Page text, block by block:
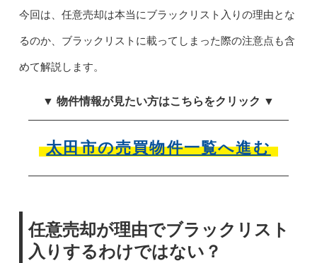
今回は、任意売却は本当にブラックリスト入りの理由とな
るのか、ブラックリストに載ってしまった際の注意点も含
めて解説します。
▼ 物件情報が見たい方はこちらをクリック ▼
太田市の売買物件一覧へ進む
任意売却が理由でブラックリスト
入りするわけではない？